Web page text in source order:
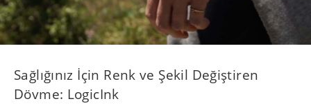
Sağlığınız İçin Renk ve Şekil Değiştiren
Dövme: LogicInk